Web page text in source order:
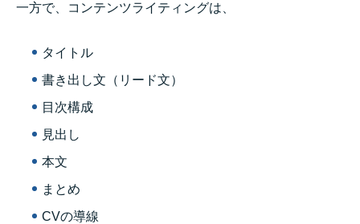
一方で、コンテンツライティングは、
タイトル
書き出し文（リード文）
目次構成
見出し
本文
まとめ
CVの導線